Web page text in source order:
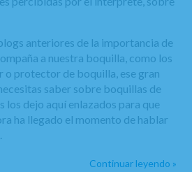
anteriores de la importancia de
a nuestra boquilla, como los
o protector de boquilla, ese gran
saber sobre boquillas de
los dejo aquí enlazados para que
ha llegado el momento de hablar
Continuar leyendo »